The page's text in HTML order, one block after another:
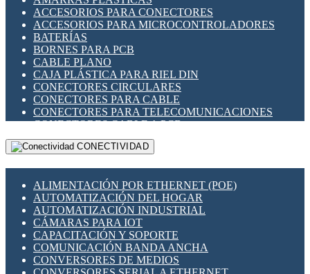
INDICADORES PARA PANEL
INTERFACES DE RELÉ
INTERRUPTORES FIN DE CARRERA
LLAVES CONMUTADORAS
MEDIDORES DE ENERGÍA Y TC'S DE CORRIENTE
MOTORES PASO A PASO
PANTALLAS HMI
PLC -CONTROLADORES LÓGICO PROGRAMABLES
PROGRAMADORES DE HORARIO
RELÉS DE PROTECCIÓN
SENSORES CAPACITIVOS
SENSORES INDUCTIVOS
TEMPORIZADORES
VARIACS
VARIADORES DE FRECUENCIA [VDF]
SECCIONADORES - INTERRUPTORES
MAQUINARIA
ACCESORIOS PARA CONECTORES
ACCESORIOS PARA MICROCONTROLADORES
BATERÍAS
BORNES PARA PCB
CABLE PLANO
CAJA PLÁSTICA PARA RIEL DIN
CONECTORES CIRCULARES
CONECTORES PARA CABLE
CONECTORES PARA TELECOMUNICACIONES
CONECTORES CABLE A PCB
CONECTORES PCB A CABLE
DIP SWITCHES
HERRAMIENTAS VARIAS
ILUMINACIÓN LED
INTERRUPTORES REED
INTERFACES DE RELÉ
OTROS RELÉS
PROTECCIÓN TÉRMICA
RELÉS AUTOMOTRICES
CONECTIVIDAD
ALIMENTACIÓN POR ETHERNET (POE)
AUTOMATIZACIÓN DEL HOGAR
AUTOMATIZACIÓN INDUSTRIAL
CÁMARAS PARA IOT
CAPACITACIÓN Y SOPORTE
COMUNICACIÓN BANDA ANCHA
CONVERSORES DE MEDIOS